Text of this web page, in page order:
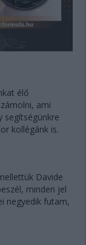
élő
ami
segítségünkre
kollégánk is.
Davide
minden jel
negyedik futam,